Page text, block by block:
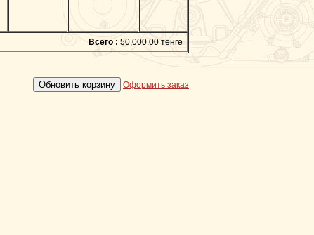
Всего : 50,000.00 тенге
Оформить заказ